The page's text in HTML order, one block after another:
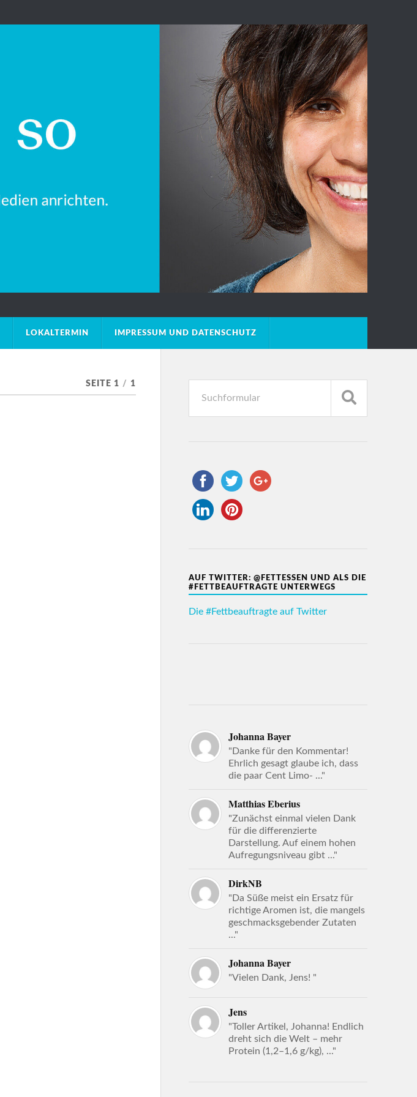
LOKALTERMIN IMPRESSUM UND DATENSCHUTZ
SEITE 1 / 1
AUF TWITTER: @FETTESSEN UND ALS DIE
#FETTBEAUFTRAGTE UNTERWEGS
Die #Fettbeauftragte auf Twitter
Johanna Bayer
"Danke für den Kommentar!
Ehrlich gesagt glaube ich, dass
die paar Cent Limo- ..."
Matthias Eberius
"Zunächst einmal vielen Dank
für die differenzierte
Darstellung. Auf einem hohen
Aufregungsniveau gibt ..."
DirkNB
"Da Süße meist ein Ersatz für
richtige Aromen ist, die mangels
geschmacksgebender Zutaten
..."
Johanna Bayer
"Vielen Dank, Jens! "
Jens
"Toller Artikel, Johanna! Endlich
dreht sich die Welt – mehr
Protein (1,2–1,6 g/kg), ..."